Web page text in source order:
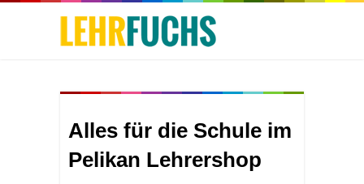
Alles für die Schule im
Pelikan Lehrershop